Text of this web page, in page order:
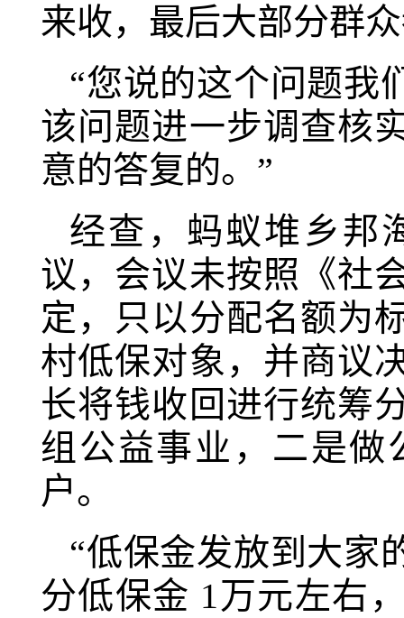
来收，最后大部分群
“您说的这个问题我
该问题进一步调查核
意的答复的。”
经查，蚂蚁堆乡邦
议，会议未按照《社
定，只以分配名额为
村低保对象，并商议
长将钱收回进行统筹
组公益事业，二是做
户。
“低保金发放到大家
分低保金 1万元左右